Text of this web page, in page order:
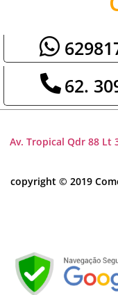
62.
Av. Tropical Qdr 88 Lt
copyright © 2019